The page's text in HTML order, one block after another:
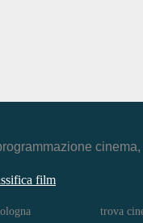
film
trova